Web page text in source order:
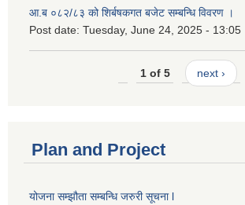
आ.ब ०८२/८३ को शिर्बषकगत बजेट सम्बन्धि विवरण ।
Post date: Tuesday, June 24, 2025 - 13:05
1 of 5 next ›
Plan and Project
योजना सम्झौता सम्बन्धि जरुरी सूचना l